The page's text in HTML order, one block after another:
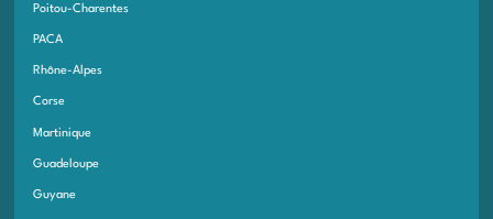
Poitou-Charentes
PACA
Rhône-Alpes
Corse
Martinique
Guadeloupe
Guyane